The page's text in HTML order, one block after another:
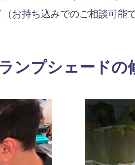
お持ち込みでのご相談可能で
ンプシェードの